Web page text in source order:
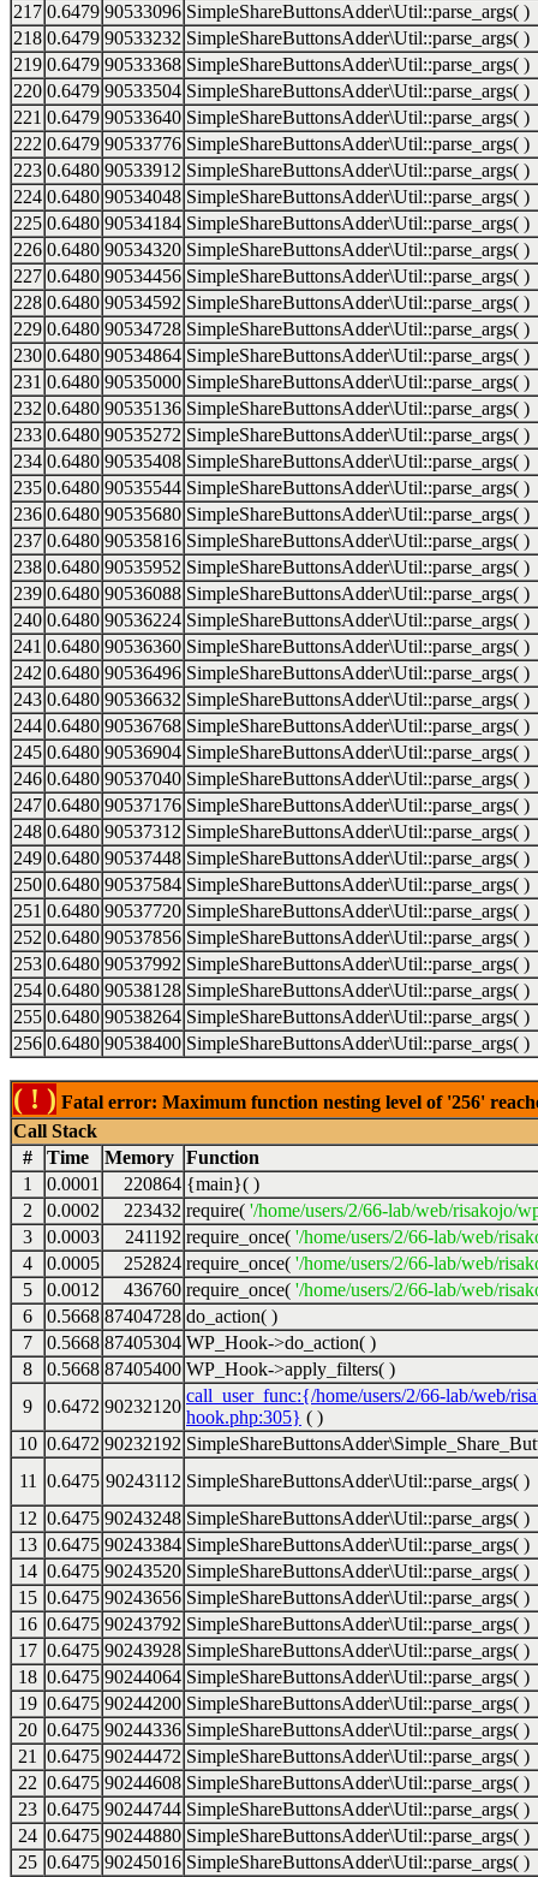
217 0.6479 90533096 SimpleShareButtonsAdder\Util::parse_args( )
218 0.6479 90533232 SimpleShareButtonsAdder\Util::parse_args( )
219 0.6479 90533368 SimpleShareButtonsAdder\Util::parse_args( )
220 0.6479 90533504 SimpleShareButtonsAdder\Util::parse_args( )
221 0.6479 90533640 SimpleShareButtonsAdder\Util::parse_args( )
222 0.6479 90533776 SimpleShareButtonsAdder\Util::parse_args( )
223 0.6480 90533912 SimpleShareButtonsAdder\Util::parse_args( )
224 0.6480 90534048 SimpleShareButtonsAdder\Util::parse_args( )
225 0.6480 90534184 SimpleShareButtonsAdder\Util::parse_args( )
226 0.6480 90534320 SimpleShareButtonsAdder\Util::parse_args( )
227 0.6480 90534456 SimpleShareButtonsAdder\Util::parse_args( )
228 0.6480 90534592 SimpleShareButtonsAdder\Util::parse_args( )
229 0.6480 90534728 SimpleShareButtonsAdder\Util::parse_args( )
230 0.6480 90534864 SimpleShareButtonsAdder\Util::parse_args( )
231 0.6480 90535000 SimpleShareButtonsAdder\Util::parse_args( )
232 0.6480 90535136 SimpleShareButtonsAdder\Util::parse_args( )
233 0.6480 90535272 SimpleShareButtonsAdder\Util::parse_args( )
234 0.6480 90535408 SimpleShareButtonsAdder\Util::parse_args( )
235 0.6480 90535544 SimpleShareButtonsAdder\Util::parse_args( )
236 0.6480 90535680 SimpleShareButtonsAdder\Util::parse_args( )
237 0.6480 90535816 SimpleShareButtonsAdder\Util::parse_args( )
238 0.6480 90535952 SimpleShareButtonsAdder\Util::parse_args( )
239 0.6480 90536088 SimpleShareButtonsAdder\Util::parse_args( )
240 0.6480 90536224 SimpleShareButtonsAdder\Util::parse_args( )
241 0.6480 90536360 SimpleShareButtonsAdder\Util::parse_args( )
242 0.6480 90536496 SimpleShareButtonsAdder\Util::parse_args( )
243 0.6480 90536632 SimpleShareButtonsAdder\Util::parse_args( )
244 0.6480 90536768 SimpleShareButtonsAdder\Util::parse_args( )
245 0.6480 90536904 SimpleShareButtonsAdder\Util::parse_args( )
246 0.6480 90537040 SimpleShareButtonsAdder\Util::parse_args( )
247 0.6480 90537176 SimpleShareButtonsAdder\Util::parse_args( )
248 0.6480 90537312 SimpleShareButtonsAdder\Util::parse_args( )
249 0.6480 90537448 SimpleShareButtonsAdder\Util::parse_args( )
250 0.6480 90537584 SimpleShareButtonsAdder\Util::parse_args( )
251 0.6480 90537720 SimpleShareButtonsAdder\Util::parse_args( )
252 0.6480 90537856 SimpleShareButtonsAdder\Util::parse_args( )
253 0.6480 90537992 SimpleShareButtonsAdder\Util::parse_args( )
254 0.6480 90538128 SimpleShareButtonsAdder\Util::parse_args( )
255 0.6480 90538264 SimpleShareButtonsAdder\Util::parse_args( )
256 0.6480 90538400 SimpleShareButtonsAdder\Util::parse_args( )
( ! ) Fatal error: Maximum function nesting level of '256'
Call Stack
#
Time Memory Function
1
0.0001 220864 {main}( )
2
0.0002 223432 require( '/home/users/2/66-lab/web/risakojo/
3
0.0003 241192 require_once( '/home/users/2/66-lab/web/
4
0.0005 252824 require_once( '/home/users/2/66-lab/web/
5
0.0012 436760 require_once( '/home/users/2/66-lab/web/
6
0.5668 87404728 do_action( )
7
0.5668 87405304 WP_Hook->do_action( )
8
0.5668 87405400 WP_Hook->apply_filters( )
9
0.6472 90232120
call_user_func:{/home/users/2/66-lab/web/
hook.php:305} ( )
10 0.6472 90232192
11
0.6475 90243112 SimpleShareButtonsAdder\Util::parse_args( )
12 0.6475 90243248 SimpleShareButtonsAdder\Util::parse_args( )
13 0.6475 90243384 SimpleShareButtonsAdder\Util::parse_args( )
14 0.6475 90243520 SimpleShareButtonsAdder\Util::parse_args( )
15 0.6475 90243656 SimpleShareButtonsAdder\Util::parse_args( )
16 0.6475 90243792 SimpleShareButtonsAdder\Util::parse_args( )
17 0.6475 90243928 SimpleShareButtonsAdder\Util::parse_args( )
18 0.6475 90244064 SimpleShareButtonsAdder\Util::parse_args( )
19 0.6475 90244200 SimpleShareButtonsAdder\Util::parse_args( )
20 0.6475 90244336 SimpleShareButtonsAdder\Util::parse_args( )
21
0.6475 90244472 SimpleShareButtonsAdder\Util::parse_args( )
22 0.6475 90244608 SimpleShareButtonsAdder\Util::parse_args( )
23 0.6475 90244744 SimpleShareButtonsAdder\Util::parse_args( )
24 0.6475 90244880 SimpleShareButtonsAdder\Util::parse_args( )
25 0.6475 90245016 SimpleShareButtonsAdder\Util::parse_args( )